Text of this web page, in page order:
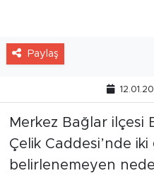
Paylaş
Merkez Bağlar ilçesi
Çelik Caddesi’nde
belirlenemeyen